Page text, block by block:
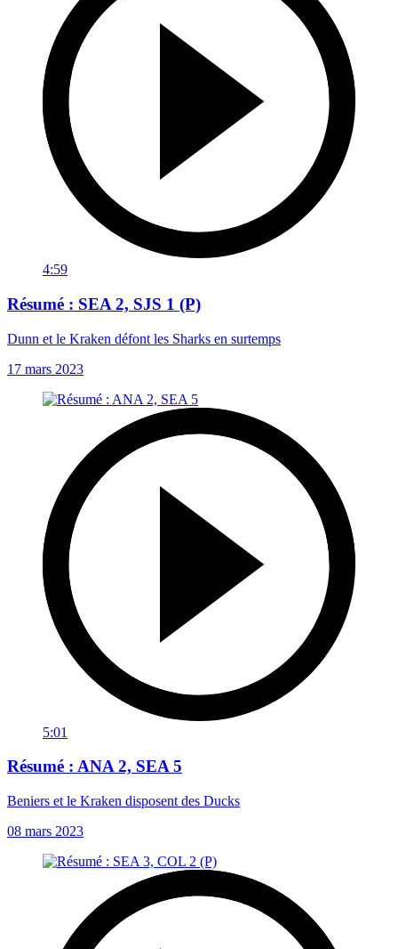
4:59
Résumé : SEA 2, SJS 1 (P)
Dunn et le Kraken défont les Sharks en surtemps
17 mars 2023
5:01
Résumé : ANA 2, SEA 5
Beniers et le Kraken disposent des Ducks
08 mars 2023